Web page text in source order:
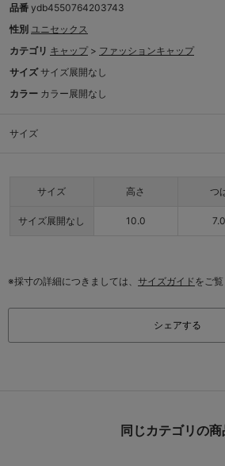
品番 ydb4550764203743
性別 ユニセックス
カテゴリ キャップ > ファッションキャップ
サイズ サイズ展開なし
カラー カラー展開なし
サイズ
サイズ 高さ つ
サイズ展開なし 10.0 7.0
※採寸の詳細につきましては、 サイズガイドをご覧
シェアする
同じカテゴリの商